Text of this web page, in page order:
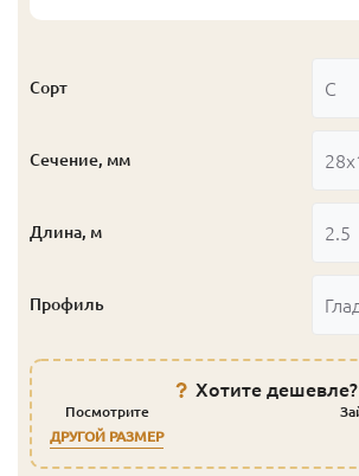
Сорт С
Сечение, мм
Длина, м 2.5
Профиль
Хотите дешевле?
Посмотрите
ДРУГОЙ РАЗМЕР